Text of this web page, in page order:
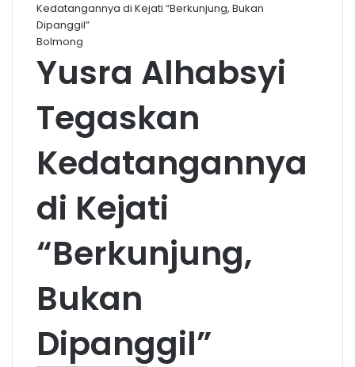
Kedatangannya di Kejati “Berkunjung, Bukan
Dipanggil”
Bolmong
Yusra Alhabsyi
Tegaskan
Kedatangannya
di Kejati
“Berkunjung,
Bukan
Dipanggil”